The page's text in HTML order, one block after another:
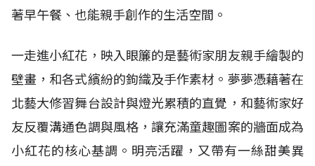
著早午餐、也能親手創作的生活空間。
一走進小紅花，映入眼簾的是藝術家朋友親手繪製的
壁畫，和各式繽紛的鉤織及手作素材。夢夢憑藉著在
北藝大修習舞台設計與燈光累積的直覺，和藝術家好
友反覆溝通色調與風格，讓充滿童趣圖案的牆面成為
小紅花的核心基調。明亮活躍，又帶有一絲甜美異